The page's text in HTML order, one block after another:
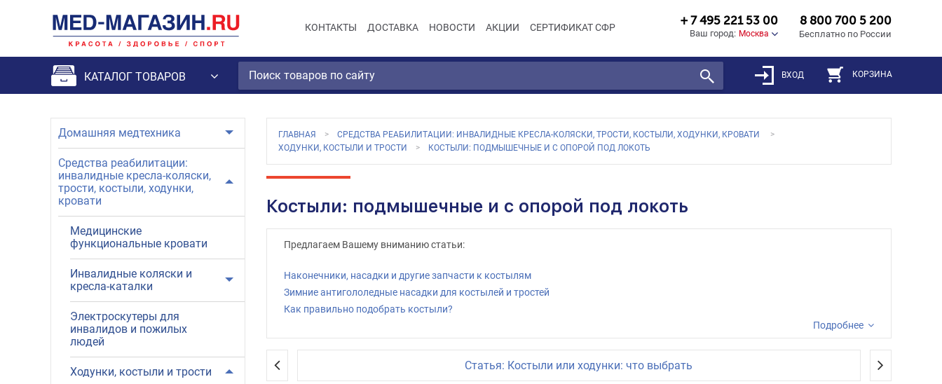
КОНТАКТЫ ДОСТАВКА НОВОСТИ АКЦИИ СЕРТИФИКАТ СФР
+ 7 495 221 53 00
Ваш город: Москва
8 800 700 5 200
Бесплатно по России
КАТАЛОГ ТОВАРОВ ВХОД КОРЗИНА
Домашняя медтехника
Средства реабилитации:
инвалидные кресла-коляски,
трости, костыли, ходунки,
кровати
Медицинские
функциональные кровати
Инвалидные коляски и
кресла-каталки
Электроскутеры для
инвалидов и пожилых
людей
Ходунки, костыли и трости
ГЛАВНАЯ
СРЕДСТВА РЕАБИЛИТАЦИИ: ИНВАЛИДНЫЕ КРЕСЛА-КОЛЯСКИ, ТРОСТИ, КОСТЫЛИ, ХОДУНКИ, КРОВАТИ
ХОДУНКИ, КОСТЫЛИ И ТРОСТИ
КОСТЫЛИ: ПОДМЫШЕЧНЫЕ И С ОПОРОЙ ПОД ЛОКОТЬ
Костыли: подмышечные и с опорой под локоть
Предлагаем Вашему вниманию статьи:
Наконечники, насадки и другие запчасти к костылям
Зимние антигололедные насадки для костылей и тростей
Как правильно подобрать костыли?
Костыли используют для улучшения координации и уменьшения нагрузки на нижние конечности путем увеличения опоры и
Подробнее
Статья: Костыли или ходунки: что выбрать